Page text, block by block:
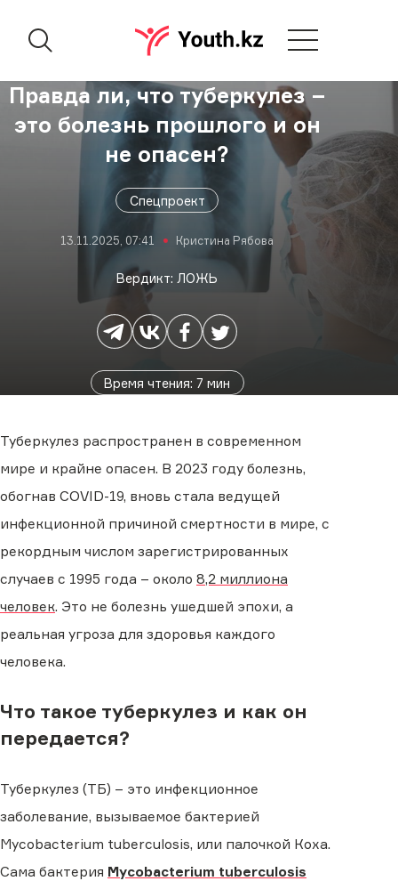
Правда ли, что туберкулез –
это болезнь прошлого и он
не опасен?
Спецпроект
13.11.2025, 07:41 Кристина Рябова
Вердикт: ЛОЖЬ
Время чтения:7 мин
Туберкулез распространен в современном
мире и крайне опасен. В 2023 году болезнь,
обогнав COVID-19, вновь стала ведущей
инфекционной причиной смертности в мире, с
рекордным числом зарегистрированных
случаев с 1995 года – около 8,2 миллиона
человек. Это не болезнь ушедшей эпохи, а
реальная угроза для здоровья каждого
человека.
Что такое туберкулез и как он
передается?
Туберкулез (ТБ) – это инфекционное
заболевание, вызываемое бактерией
Mycobacterium tuberculosis, или палочкой Коха.
Сама бактерия Mycobacterium tuberculosis